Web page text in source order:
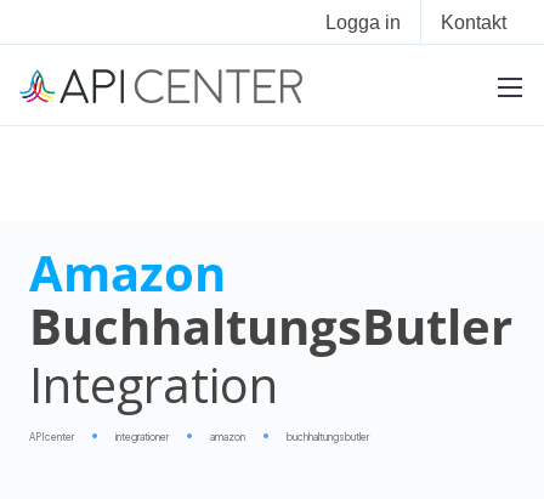
Logga in Kontakt
Amazon
BuchhaltungsButler
Integration
APIcenter integrationer amazon buchhaltungsbutler